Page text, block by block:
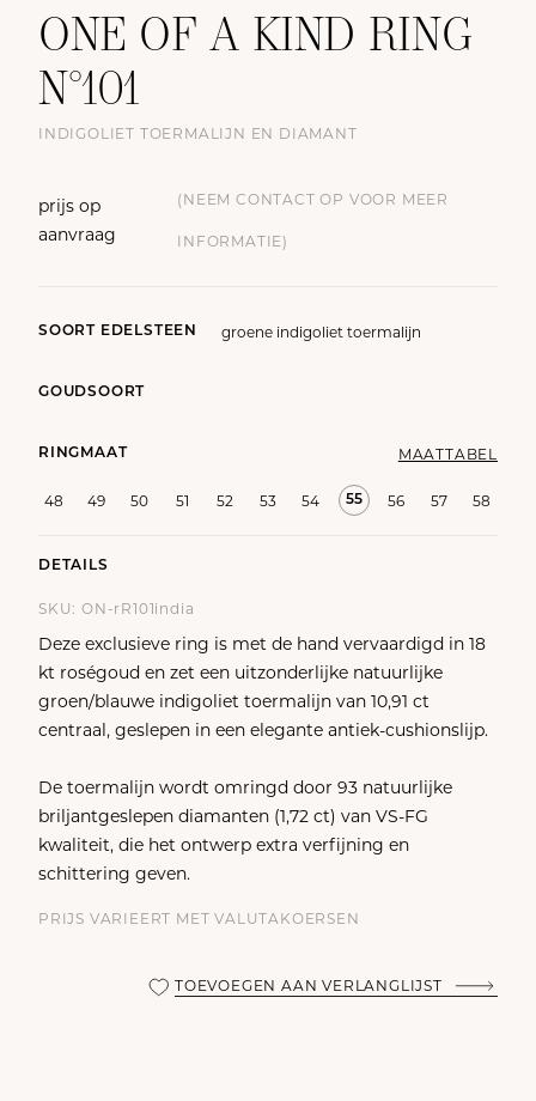
ONE OF A KIND RING
N°101
INDIGOLIET TOERMALIJN EN DIAMANT
prijs op
aanvraag
(NEEM CONTACT OP VOOR MEER
INFORMATIE)
SOORT EDELSTEEN groene indigoliet toermalijn
GOUDSOORT
RINGMAAT MAATTABEL
DETAILS
SKU: ON-rR101india
Deze exclusieve ring is met de hand vervaardigd in 18
kt roségoud en zet een uitzonderlijke natuurlijke
groen/blauwe indigoliet toermalijn van 10,91 ct
centraal, geslepen in een elegante antiek-cushionslijp.
De toermalijn wordt omringd door 93 natuurlijke
briljantgeslepen diamanten (1,72 ct) van VS-FG
kwaliteit, die het ontwerp extra verfijning en
schittering geven.
PRIJS VARIEERT MET VALUTAKOERSEN
TOEVOEGEN AAN VERLANGLIJST